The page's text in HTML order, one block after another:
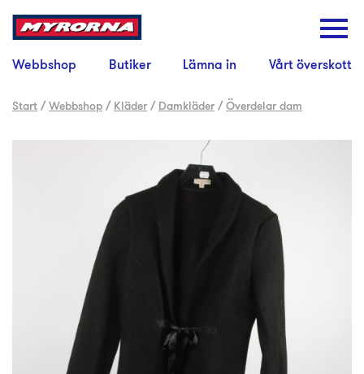
Webbshop Butiker Lämna in Vårt överskott
Start /Webbshop / Kläder / Damkläder /Överdelar dam